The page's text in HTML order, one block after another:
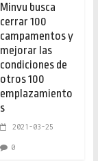
Minvu busca
cerrar 100
campamentos y
mejorar las
condiciones de
otros 100
emplazamiento
s
2021-03-25
0